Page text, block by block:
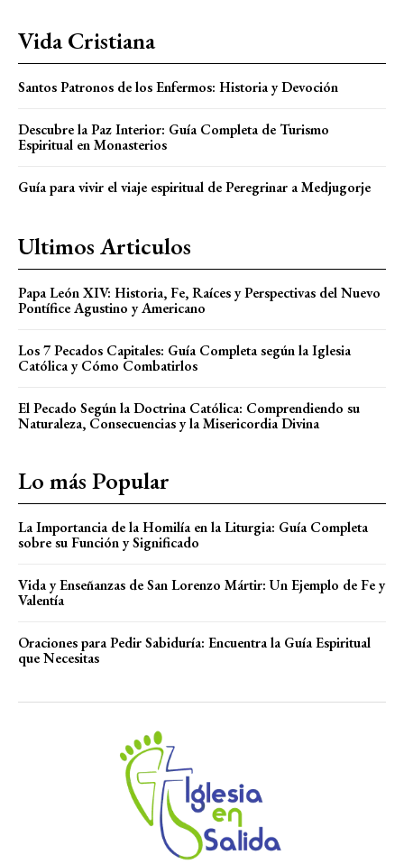
Vida Cristiana
Santos Patronos de los Enfermos: Historia y Devoción
Descubre la Paz Interior: Guía Completa de Turismo
Espiritual en Monasterios
Guía para vivir el viaje espiritual de Peregrinar a Medjugorje
Ultimos Articulos
Papa León XIV: Historia, Fe, Raíces y Perspectivas del Nuevo
Pontífice Agustino y Americano
Los 7 Pecados Capitales: Guía Completa según la Iglesia
Católica y Cómo Combatirlos
El Pecado Según la Doctrina Católica: Comprendiendo su
Naturaleza, Consecuencias y la Misericordia Divina
Lo más Popular
La Importancia de la Homilía en la Liturgia: Guía Completa
sobre su Función y Significado
Vida y Enseñanzas de San Lorenzo Mártir: Un Ejemplo de Fe y
Valentía
Oraciones para Pedir Sabiduría: Encuentra la Guía Espiritual
que Necesitas